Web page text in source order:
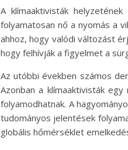
A klímaaktivisták
folyamatosan nő a nyomás a
ahhoz, hogy valódi változást
hogy felhívják a figyelmet a
Az utóbbi években számos
Azonban a klímaaktivisták
folyamodhatnak. A
tudományos jelentések
globális hőmérséklet